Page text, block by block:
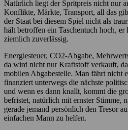
Natürlich liegt der Spritpreis nicht nur
Konflikte, Märkte, Transport, all das
der Staat bei diesem Spiel nicht als
hält betroffen ein Taschentuch hoch, er
ziemlich zuverlässig.
Energiesteuer, CO2-Abgabe,
da wird nicht nur Kraftstoff verkauft,
mobilen Abgabestelle. Man fährt nicht
finanziert unterwegs die nächste
und wenn es dann knallt, kommt die
befristet, natürlich mit ernster Stimme,
gerade jemand persönlich den Tresor
einfachen Mann zu helfen.